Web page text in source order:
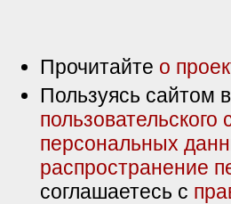
Прочитайте о
Пользуясь сайтом
пользовательского
персональных
распространение
соглашаетесь с